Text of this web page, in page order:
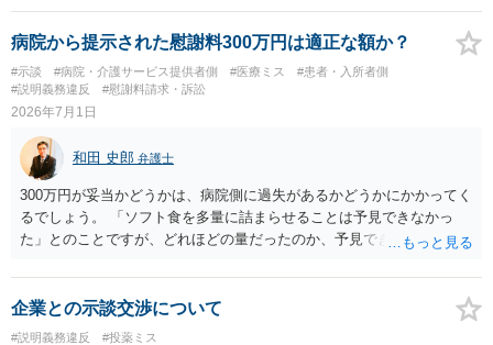
叶わなくなったことについては、慰謝料を主張したいところです。こ
の点、ご相談者様ご夫婦、特に奥様のご年齢は、主張内容に影響を及
ぼす要因となるでしょう。すなわち、加齢による妊孕性の低下や治療
開始時43歳未満という保険適用の制約からすれば、ご年齢が高ければ
（一つの基準としては40歳、43歳でしょうか）、グレード４ＢＡの胚
盤胞を移植することができなかったことについての精神的苦痛の程度
がより大きくなると評価できるからです。 このように見積もられる慰
謝料の金額が病院の譲歩部分よりも少ない、とはなかなかいえないで
しょう。そうすると、金額については増額が見込まれるます。 以上述
べましたが、不妊治療における通院頻度、通院のタイミングの限定性
や診察、侵襲等の身体への負荷等の様々な負担は、相当程度女性側の
方が高いでしょう。奥様が（文面からご相談者様はご主人様と拝察し
ております。）この病院で不妊治療を継続されるご意向があるのか、
をよく確認することが適切な解決に向かうためには重要だと考えま
す。
ず、あっても、一定の検討をしないと算定は難しいと思いますので、
一般的には無料相談で確度の高い回答は得られないと思われます。 現
在の提案額で不満という場合、一般的には弁護士に依頼をして訴訟と
いう手続きをとったほうが、時間と手間はかかりますが、賠償額は多
くなる傾向にありますので、お近くの弁護士に依頼をするとよいと思
病院から提示された慰謝料300万円は適正な額か？
#示談 #病院・介護サービス提供者側 #医療ミス
#患者・入所者側
#説明義務違反
#慰謝料請求・訴訟
2026年7月1日
和田 史郎 弁護士
300万円が妥当かどうかは、病院側に過失があるかどうかにかかってく
るでしょう。 「ソフト食を多量に詰まらせることは予見できなかっ
た」とのことですが、どれほどの量だったのか、予見できなかったこ
といえるのか等々が問題になると思います。 看護記録などの資料を取
り寄せて分析する必要がありそうです。
企業との示談交渉について
#説明義務違反 #投薬ミス